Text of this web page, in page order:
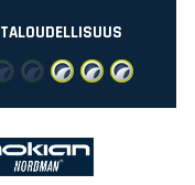
TALOUDELLISUUS